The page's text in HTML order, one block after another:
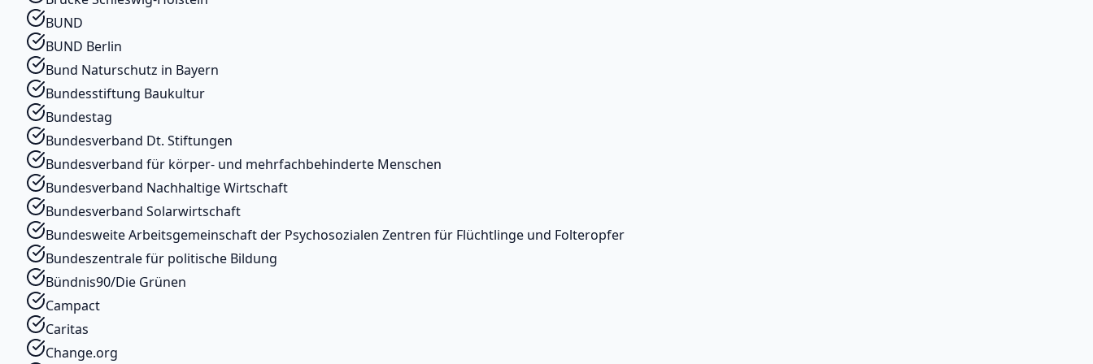
BUND
BUND Berlin
Bund Naturschutz in Bayern
Bundesstiftung Baukultur
Bundestag
Bundesverband Dt. Stiftungen
Bundesverband für körper- und mehrfachbehinderte Menschen
Bundesverband Nachhaltige Wirtschaft
Bundesverband Solarwirtschaft
Bundesweite Arbeitsgemeinschaft der Psychosozialen Zentren für Flüchtlinge und Folteropfer
Bundeszentrale für politische Bildung
Bündnis90/Die Grünen
Campact
Caritas
Change.org